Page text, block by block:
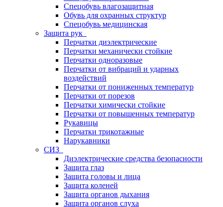
Спецобувь влагозащитная
Обувь для охранных структур
Спецобувь медицинская
Защита рук
Перчатки диэлектрические
Перчатки механически стойкие
Перчатки одноразовые
Перчатки от вибраций и ударных
воздействий
Перчатки от пониженных температур
Перчатки от порезов
Перчатки химически стойкие
Перчатки от повышенных температур
Рукавицы
Перчатки трикотажные
Нарукавники
СИЗ
Диэлектрические средства безопасности
Защита глаз
Защита головы и лица
Защита коленей
Защита органов дыхания
Защита органов слуха